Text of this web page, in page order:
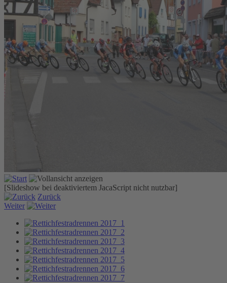
[Slideshow bei deaktiviertem JacaScript nicht nutzbar]
Zurück
Weiter